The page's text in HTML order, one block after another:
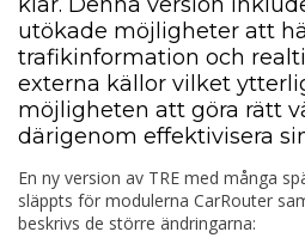
utökade möjligheter att
trafikinformation och
externa källor vilket
möjligheten att göra rätt
därigenom effektivisera
En ny version av TRE med många
släppts för modulerna CarRouter
beskrivs de större ändringarna: